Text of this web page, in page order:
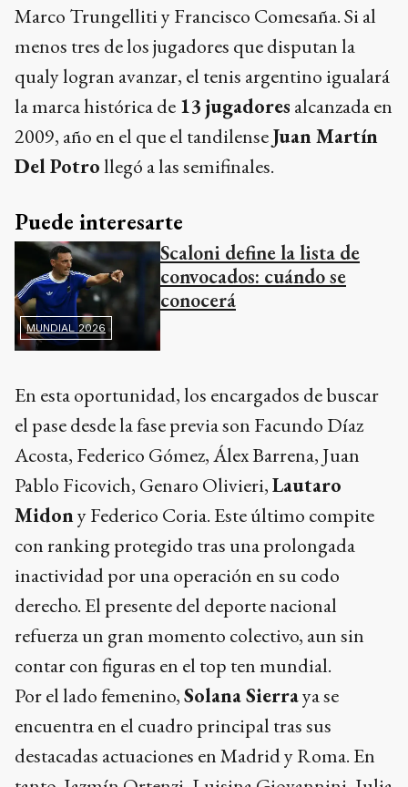
Marco Trungelliti y Francisco Comesaña. Si al
menos tres de los jugadores que disputan la
qualy logran avanzar, el tenis argentino igualará
la marca histórica de 13 jugadores alcanzada en
2009, año en el que el tandilenseJuan Martín
Del Potrollegó a las semifinales.
Puede interesarte
MUNDIAL 2026
Scaloni define la lista de
convocados: cuándo se
conocerá
En esta oportunidad, los encargados de buscar
el pase desde la fase previa son Facundo Díaz
Acosta, Federico Gómez, Álex Barrena, Juan
Pablo Ficovich, Genaro Olivieri,Lautaro
Midony Federico Coria. Este último compite
con ranking protegido tras una prolongada
inactividad por una operación en su codo
derecho. El presente del deporte nacional
refuerza un gran momento colectivo, aun sin
contar con figuras en el top ten mundial.
Por el lado femenino,Solana Sierraya se
encuentra en el cuadro principal tras sus
destacadas actuaciones en Madrid y Roma. En